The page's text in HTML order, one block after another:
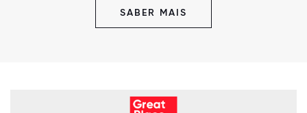
SABER MAIS